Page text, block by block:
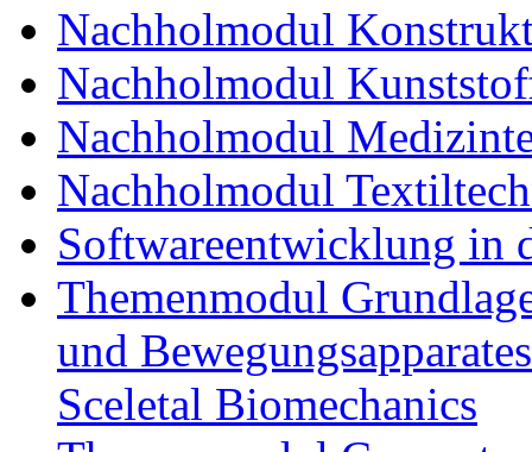
Nachholmodul
Nachholmodul
Nachholmodul
Nachholmodul
Softwareentwicklung in
Themenmodul
und
Sceletal Biomechanics